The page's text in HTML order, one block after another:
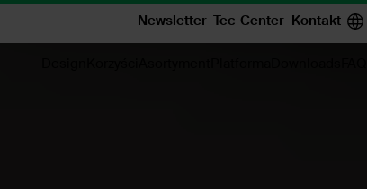
Newsletter Tec-Center Kontakt